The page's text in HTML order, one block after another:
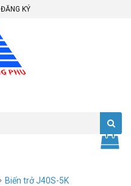
ĐĂNG KÝ
Biến trở J40S-5K